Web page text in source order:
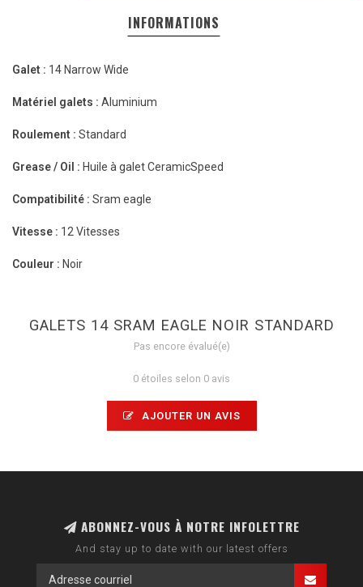
INFORMATIONS
Galet : 14 Narrow Wide
Matériel galets : Aluminium
Roulement : Standard
Grease / Oil : Huile à galet CeramicSpeed
Compatibilité : Sram eagle
Vitesse : 12 Vitesses
Couleur : Noir
GALETS 14 SRAM EAGLE NOIR STANDARD
Pas encore évalué(e)
0 étoiles selon 0 avis
AJOUTER UN AVIS
ABONNEZ-VOUS À NOTRE INFOLETTRE
And stay up to date with our latest offers